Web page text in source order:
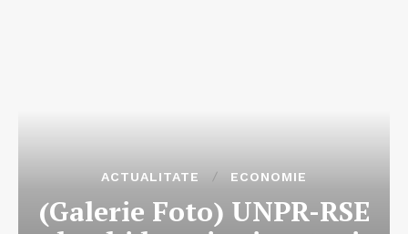
ACTUALITATE ECONOMIE
(Galerie Foto) UNPR-RSE